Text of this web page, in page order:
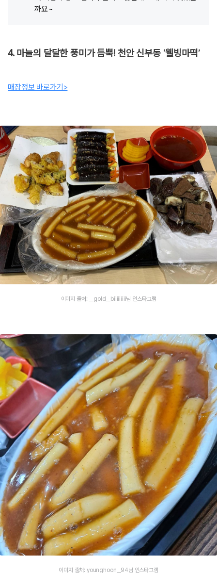
까요~
4. 마늘의 달달한 풍미가 듬뿍! 천안 신부동 ‘웰빙마떡’
매장정보 바로가기>
이미지 출처: __gold__biiiiiiiii님 인스타그램
이미지 출처: younghoon__94님 인스타그램